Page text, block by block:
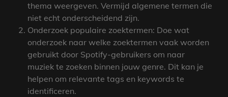
thema weergeven. Vermijd algemene termen die
niet echt onderscheidend zijn.
Onderzoek populaire zoektermen: Doe wat
onderzoek naar welke zoektermen vaak worden
gebruikt door Spotify-gebruikers om naar
muziek te zoeken binnen jouw genre. Dit kan je
helpen om relevante tags en keywords te
identificeren.